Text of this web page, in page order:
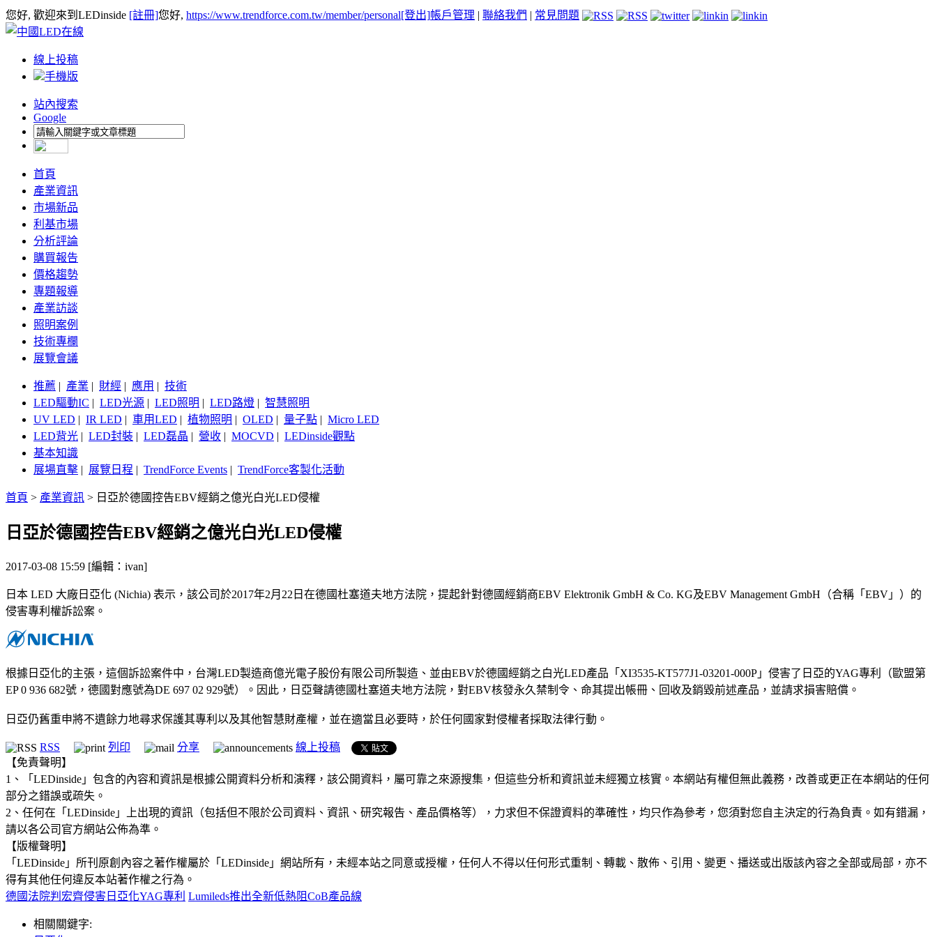
您好, 歡迎來到LEDinside [註冊]您好, https://www.trendforce.com.tw/member/personal[登出]帳戶管理 | 聯絡我們 | 常見問題
線上投稿
手機版
站內搜索
Google
首頁
產業資訊
市場新品
利基市場
分析評論
購買報告
價格趨勢
專題報導
產業訪談
照明案例
技術專欄
展覽會議
推薦 | 產業 | 財經 | 應用 | 技術
LED驅動IC | LED光源 | LED照明 | LED路燈 | 智慧照明
UV LED | IR LED | 車用LED | 植物照明 | OLED | 量子點 | Micro LED
LED背光 | LED封裝 | LED磊晶 | 營收 | MOCVD | LEDinside觀點
基本知識
展場直擊 | 展覽日程 | TrendForce Events | TrendForce客製化活動
首頁 > 產業資訊 > 日亞於德國控告EBV經銷之億光白光LED侵權
日亞於德國控告EBV經銷之億光白光LED侵權
2017-03-08 15:59 [編輯：ivan]
日本 LED 大廠日亞化 (Nichia) 表示，該公司於2017年2月22日在德國杜塞道夫地方法院，提起針對德國經銷商EBV Elektronik GmbH & Co. KG及EBV Management GmbH（合稱「EBV」）的
侵害專利權訴訟案。
根據日亞化的主張，這個訴訟案件中，台灣LED製造商億光電子股份有限公司所製造、並由EBV於德國經銷之白光LED產品「XI3535-KT577J1-03201-000P」侵害了日亞的YAG專利（歐盟第
EP 0 936 682號，德國對應號為DE 697 02 929號）。因此，日亞聲請德國杜塞道夫地方法院，對EBV核發永久禁制令、命其提出帳冊、回收及銷毀前述產品，並請求損害賠償。
日亞仍舊重申將不遺餘力地尋求保護其專利以及其他智慧財產權，並在適當且必要時，於任何國家對侵權者採取法律行動。
RSS 列印 分享
線上投稿
【免責聲明】
1、「LEDinside」包含的內容和資訊是根據公開資料分析和演釋，該公開資料，屬可靠之來源搜集，但這些分析和資訊並未經獨立核實。本網站有權但無此義務，改善或更正在本網站的任何
部分之錯誤或疏失。
2、任何在「LEDinside」上出現的資訊（包括但不限於公司資料、資訊、研究報告、產品價格等），力求但不保證資料的準確性，均只作為參考，您須對您自主決定的行為負責。如有錯漏，
請以各公司官方網站公佈為準。
【版權聲明】
「LEDinside」所刊原創內容之著作權屬於「LEDinside」網站所有，未經本站之同意或授權，任何人不得以任何形式重制、轉載、散佈、引用、變更、播送或出版該內容之全部或局部，亦不
得有其他任何違反本站著作權之行為。
德國法院判宏齊侵害日亞化YAG專利 Lumileds推出全新低熱阻CoB產品線
相關關鍵字: